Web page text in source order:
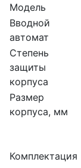
Модель
Вводной
автомат
Степень
защиты
корпуса
Размер
корпуса, мм
Комплектация